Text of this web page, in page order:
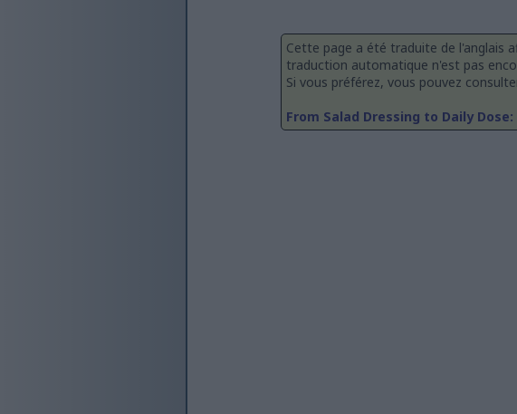
Cette page a été traduite de l'anglais
traduction automatique n'est pas
Si vous préférez, vous pouvez
From Salad Dressing to Daily